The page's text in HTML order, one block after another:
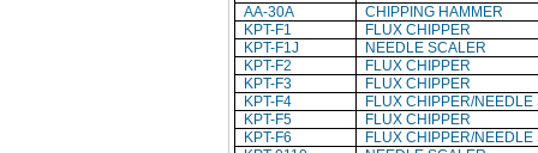
AA-30A
CHIPPING HAMMER
KPT-F1
FLUX CHIPPER
KPT-F1J
NEEDLE SCALER
KPT-F2
FLUX CHIPPER
KPT-F3
FLUX CHIPPER
KPT-F4
FLUX CHIPPER/NEEDLE
KPT-F5
FLUX CHIPPER
KPT-F6
FLUX CHIPPER/NEEDLE